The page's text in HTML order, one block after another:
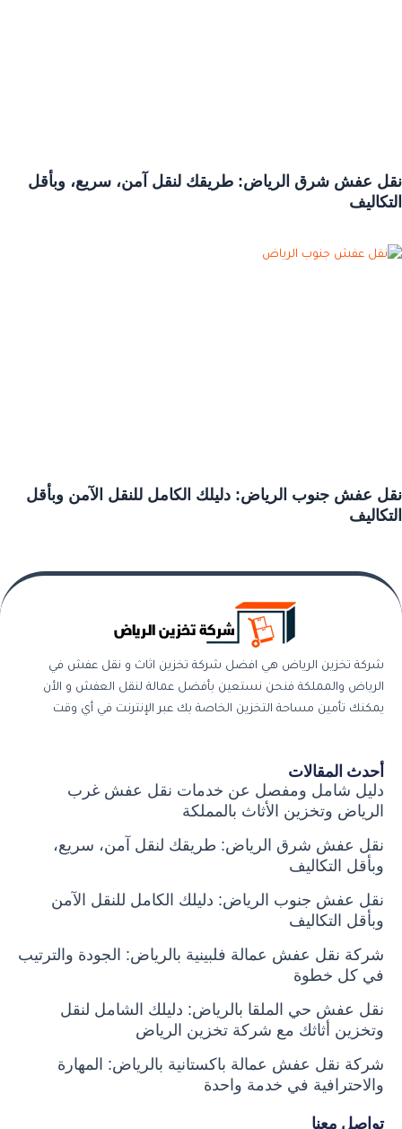
نقل عفش شرق الرياض: طريقك لنقل آمن، سريع، وبأقل
التكاليف
نقل عفش جنوب الرياض: دليلك الكامل للنقل الآمن وبأقل
التكاليف
شركة تخزين الرياض هي افضل شركة تخزين اثاث و نقل عفش في
الرياض والمملكة فنحن نستعين بأفضل عمالة لنقل العفش و الأن
يمكنك تأمين مساحة التخزين الخاصة بك عبر الإنترنت في أي وقت
أحدث المقالات
دليل شامل ومفصل عن خدمات نقل عفش غرب
الرياض وتخزين الأثاث بالمملكة
نقل عفش شرق الرياض: طريقك لنقل آمن، سريع،
وبأقل التكاليف
نقل عفش جنوب الرياض: دليلك الكامل للنقل الآمن
وبأقل التكاليف
شركة نقل عفش عمالة فلبينية بالرياض: الجودة والترتيب
في كل خطوة
نقل عفش حي الملقا بالرياض: دليلك الشامل لنقل
وتخزين أثاثك مع شركة تخزين الرياض
شركة نقل عفش عمالة باكستانية بالرياض: المهارة
والاحترافية في خدمة واحدة
تواصل معنا